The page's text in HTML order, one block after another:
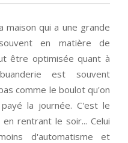
maison qui a une grande
en matière de
être optimisée quant à
est souvent
comme le boulot qu'on
la journée. C'est le
rentrant le soir... Celui
d'automatisme et